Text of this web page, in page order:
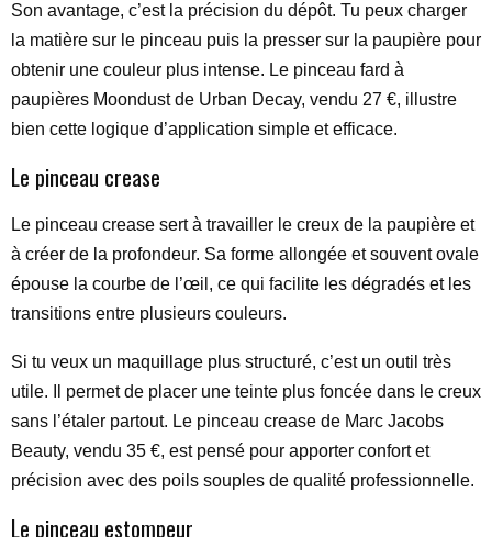
Son avantage, c’est la précision du dépôt. Tu peux charger
la matière sur le pinceau puis la presser sur la paupière pour
obtenir une couleur plus intense. Le pinceau fard à
paupières Moondust de Urban Decay, vendu 27 €, illustre
bien cette logique d’application simple et efficace.
Le pinceau crease
Le pinceau crease sert à travailler le creux de la paupière et
à créer de la profondeur. Sa forme allongée et souvent ovale
épouse la courbe de l’œil, ce qui facilite les dégradés et les
transitions entre plusieurs couleurs.
Si tu veux un maquillage plus structuré, c’est un outil très
utile. Il permet de placer une teinte plus foncée dans le creux
sans l’étaler partout. Le pinceau crease de Marc Jacobs
Beauty, vendu 35 €, est pensé pour apporter confort et
précision avec des poils souples de qualité professionnelle.
Le pinceau estompeur